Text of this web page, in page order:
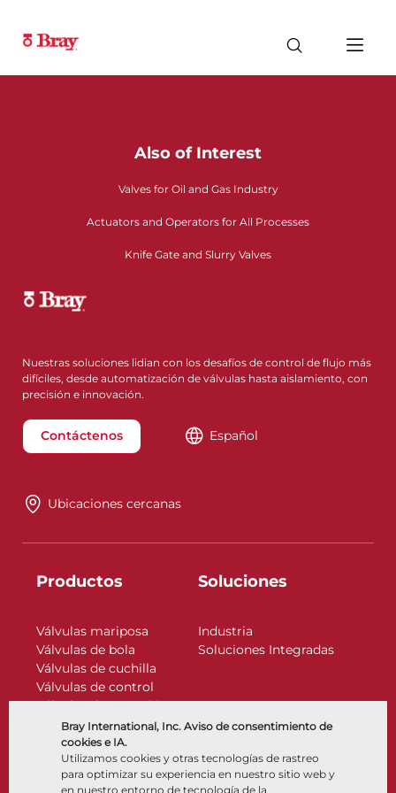
Bray International, Inc. Aviso de consentimiento de
cookies e IA.
Utilizamos cookies y otras tecnologías de rastreo
para optimizar su experiencia en nuestro sitio web y
en nuestro entorno de tecnología de la
Also of Interest
Valves for Oil and Gas Industry
Actuators and Operators for All Processes
Knife Gate and Slurry Valves
Nuestras soluciones lidian con los desafíos de control de flujo más
difíciles, desde automatización de válvulas hasta aislamiento, con
precisión e innovación.
Contáctenos Español
Ubicaciones cercanas
Productos
Válvulas mariposa
Válvulas de bola
Válvulas de cuchilla
Válvulas de control
Válvulas de retención
Actuadores
Accesorios de control
Criogénico
Soluciones
Industria
Soluciones Integradas
Compañía Recursos